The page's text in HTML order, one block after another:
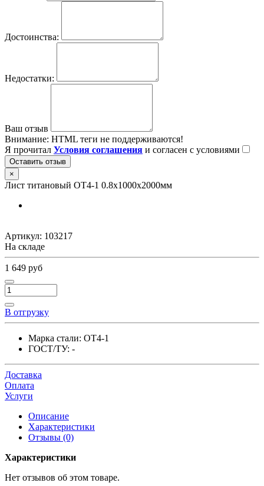
Достоинства:
Недостатки:
Ваш отзыв
Внимание: HTML теги не поддерживаются!
Я прочитал Условия соглашения и согласен с условиями
Оставить отзыв
×
Лист титановый ОТ4-1 0.8х1000х2000мм
Артикул: 103217
На складе
1 649 руб
В отгрузку
Марка стали: ОТ4-1
ГОСТ/ТУ: -
Доставка
Оплата
Услуги
Описание
Характеристики
Отзывы (0)
Характеристики
Нет отзывов об этом товаре.